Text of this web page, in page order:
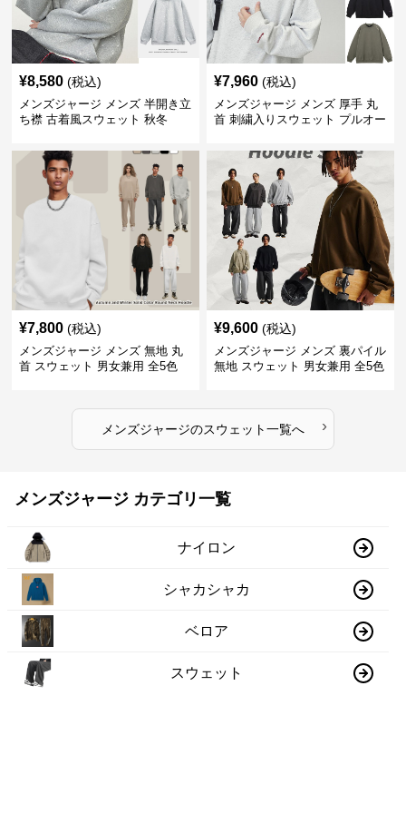
¥8,580 (税込)
メンズジャージ メンズ 半開き立
ち襟 古着風スウェット 秋冬
¥7,960 (税込)
メンズジャージ メンズ 厚手 丸
首 刺繍入りスウェット プルオー
¥7,800 (税込)
メンズジャージ メンズ 無地 丸
首 スウェット 男女兼用 全5色
¥9,600 (税込)
メンズジャージ メンズ 裏パイル
無地 スウェット 男女兼用 全5色
メンズジャージのスウェット一覧へ ›
メンズジャージ カテゴリ一覧
ナイロン
シャカシャカ
ベロア
スウェット